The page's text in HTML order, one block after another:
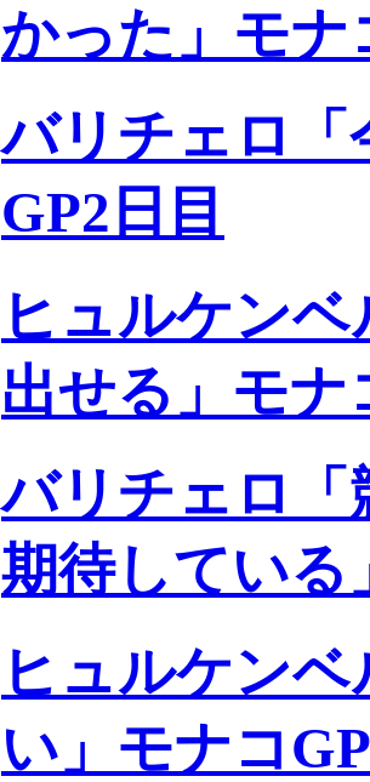
かった」モナ
バリチェロ「
GP2日目
ヒュルケン
出せる」モナ
バリチェロ「
期待している
ヒュルケン
い」モナコ